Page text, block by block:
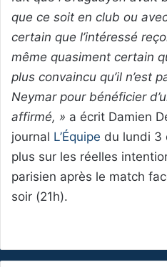
que ce soit en club ou
certain que l’intéressé
même quasiment certain
plus convaincu qu’il n’est
Neymar pour bénéficier
affirmé, » a écrit Damien
journal L’Équipe du lundi 3
plus sur les réelles
parisien après le match
soir (21h).